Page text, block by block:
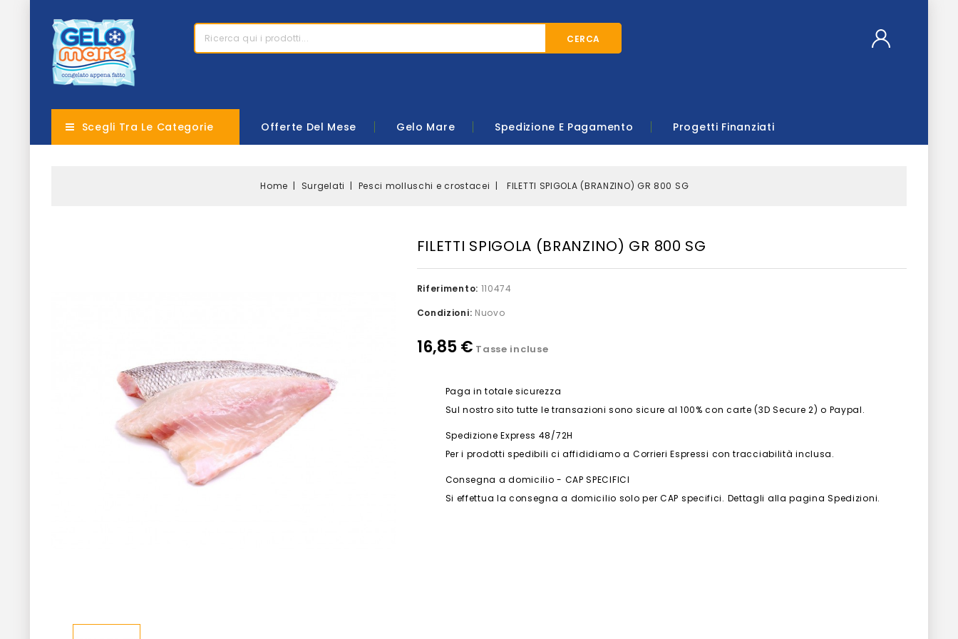
CERCA
Scegli Tra Le Categorie Offerte Del Mese Gelo Mare Spedizione E Pagamento Progetti Finanziati
Home Surgelati Pesci molluschi e crostacei FILETTI SPIGOLA (BRANZINO) GR 800 SG
FILETTI SPIGOLA (BRANZINO) GR 800 SG
Riferimento: 110474
Condizioni: Nuovo
16,85 € Tasse incluse
Paga in totale sicurezza
Sul nostro sito tutte le transazioni sono sicure al 100% con carte (3D Secure 2) o Paypal.
Spedizione Express 48/72H
Per i prodotti spedibili ci affididiamo a Corrieri Espressi con tracciabilità inclusa.
Consegna a domicilio - CAP SPECIFICI
Si effettua la consegna a domicilio solo per CAP specifici. Dettagli alla pagina Spedizioni.